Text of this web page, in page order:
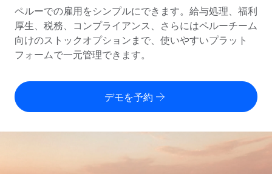
グローバル給与処理
コンプライアンス対応の給与処理を手軽に
Employer of Record（EOR）
グローバル展開をコストをかけずに実現
Contractor of Record
世界中の契約社員と法令を遵守して契約
各国の制度に対応
国別ガイド
/国別のグローバル雇用支援を検索する
Remoteを他社と比較
リソース
ツールと計算ツール
従業員コスト計算ツール
グローバルな契約社員向けに、通貨オプションと支払スピー
価格
English
ペルーでの雇用をシンプルにできます。給与処理、福利
厚生、税務、コンプライアンス、さらにはペルーチーム
向けのストックオプションまで、使いやすいプラット
フォームで一元管理できます。
デモを予約